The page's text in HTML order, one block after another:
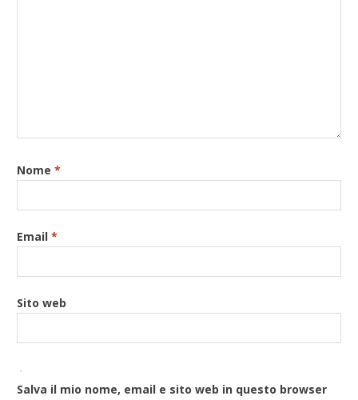
Nome*
Email*
Sito web
Salva il mio nome, email e sito web in questo browser